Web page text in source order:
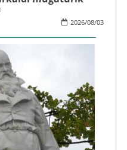
2026/08/03